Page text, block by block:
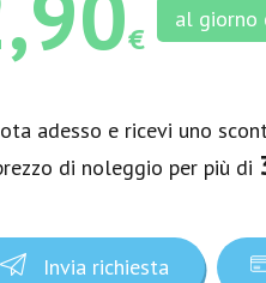
€
al giorno
adesso e ricevi uno
di noleggio per più di
Invia richiesta